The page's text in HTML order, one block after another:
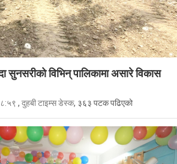
सुनसरीको विभिन् पालिकामा असारे विकास
, दुहबी टाइम्स डेस्क, ३६३ पटक पढिएको